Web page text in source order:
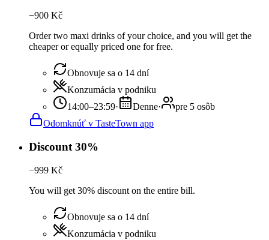
−900 Kč
Order two maxi drinks of your choice, and you will get the
cheaper or equally priced one for free.
Obnovuje sa o 14 dní
Konzumácia v podniku
14:00–23:59· Denne·
pre 5 osôb
Odomknúť v TasteTown app
Discount 30%
−999 Kč
You will get 30% discount on the entire bill.
Obnovuje sa o 14 dní
Konzumácia v podniku